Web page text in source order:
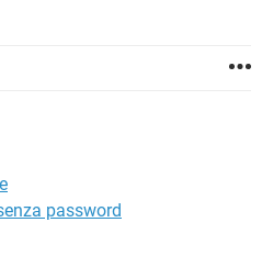
password